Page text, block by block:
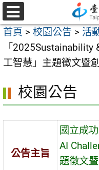
跳
至
主
內
區
選
單
首頁 > 校園公告 > 活
「2025Sustainability
工智慧」主題徵文暨
校園公告
公告主旨
國立成
AI
題徵文